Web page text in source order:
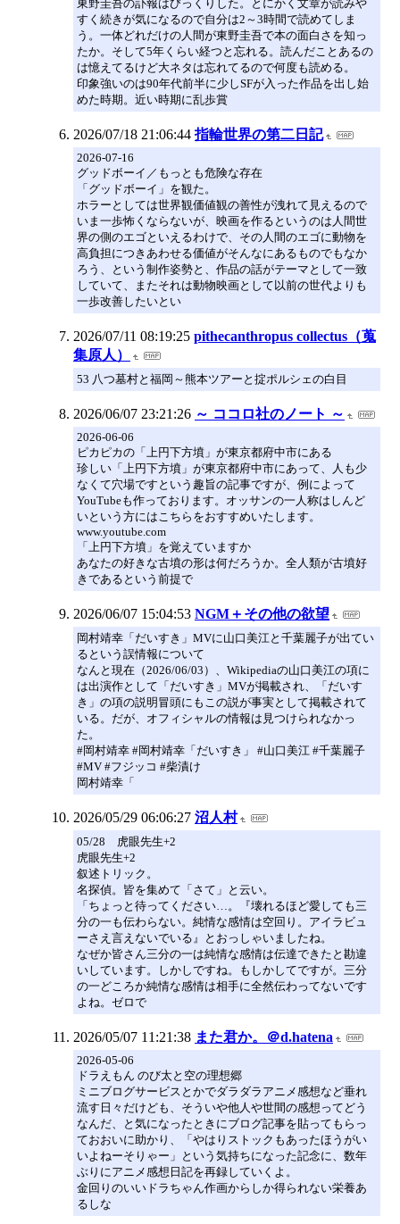
東野圭吾の訃報はびっくりした。とにかく文章が読みや
すく続きが気になるので自分は2～3時間で読めてしま
う。一体どれだけの人間が東野圭吾で本の面白さを知っ
たか。そして5年くらい経つと忘れる。読んだことあるの
は憶えてるけど大ネタは忘れてるので何度も読める。
印象強いのは90年代前半に少しSFが入った作品を出し始
めた時期。近い時期に乱歩賞
2026/07/18 21:06:44 指輪世界の第二日記
2026-07-16
グッドボーイ／もっとも危険な存在
「グッドボーイ」を観た。
ホラーとしては世界観価値観の善性が洩れて見えるので
いま一歩怖くならないが、映画を作るというのは人間世
界の側のエゴといえるわけで、その人間のエゴに動物を
高負担につきあわせる価値がそんなにあるものでもなか
ろう、という制作姿勢と、作品の話がテーマとして一致
していて、またそれは動物映画として以前の世代よりも
一歩改善したいとい
2026/07/11 08:19:25 pithecanthropus collectus（蒐
集原人）
53 八つ墓村と福岡～熊本ツアーと掟ポルシェの白目
2026/06/07 23:21:26 ～ ココロ社のノート ～
2026-06-06
ピカピカの「上円下方墳」が東京都府中市にある
珍しい「上円下方墳」が東京都府中市にあって、人も少
なくて穴場ですという趣旨の記事ですが、例によって
YouTubeも作っております。オッサンの一人称はしんど
いという方にはこちらをおすすめいたします。
www.youtube.com
「上円下方墳」を覚えていますか
あなたの好きな古墳の形は何だろうか。全人類が古墳好
きであるという前提で
2026/06/07 15:04:53 NGM＋その他の欲望
岡村靖幸「だいすき」MVに山口美江と千葉麗子が出てい
るという誤情報について
なんと現在（2026/06/03）、Wikipediaの山口美江の項に
は出演作として「だいすき」MVが掲載され、「だいす
き」の項の説明冒頭にもこの説が事実として掲載されて
いる。だが、オフィシャルの情報は見つけられなかっ
た。
#岡村靖幸 #岡村靖幸「だいすき」 #山口美江 #千葉麗子
#MV #フジッコ #柴漬け
岡村靖幸「
2026/05/29 06:06:27 沼人村
05/28 虎眼先生+2
虎眼先生+2
叙述トリック。
名探偵。皆を集めて「さて」と云い。
「ちょっと待ってください…。『壊れるほど愛しても三
分の一も伝わらない。純情な感情は空回り。アイラビュ
ーさえ言えないでいる』とおっしゃいましたね。
なぜか皆さん三分の一は純情な感情は伝達できたと勘違
いしています。しかしですね。もしかしてですが。三分
の一どころか純情な感情は相手に全然伝わってないです
よね。ゼロで
2026/05/07 11:21:38 また君か。＠d.hatena
2026-05-06
ドラえもん のび太と空の理想郷
ミニブログサービスとかでダラダラアニメ感想など垂れ
流す日々だけども、そういや他人や世間の感想ってどう
なんだ、と気になったときにブログ記事を貼ってもらっ
ておおいに助かり、「やはりストックもあったほうがい
いよねーそりゃー」という気持ちになった記念に、数年
ぶりにアニメ感想日記を再録していくよ。
金回りのいいドラちゃん作画からしか得られない栄養あ
るしな